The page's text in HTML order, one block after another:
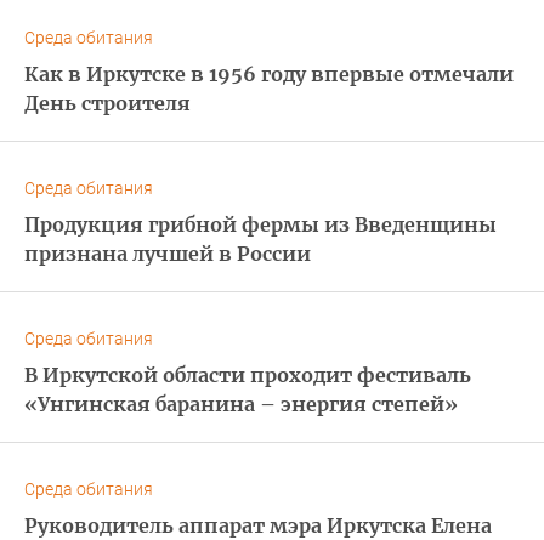
Среда обитания
Как в Иркутске в 1956 году впервые отмечали
День строителя
Среда обитания
Продукция грибной фермы из Введенщины
признана лучшей в России
Среда обитания
В Иркутской области проходит фестиваль
«Унгинская баранина – энергия степей»
Среда обитания
Руководитель аппарат мэра Иркутска Елена